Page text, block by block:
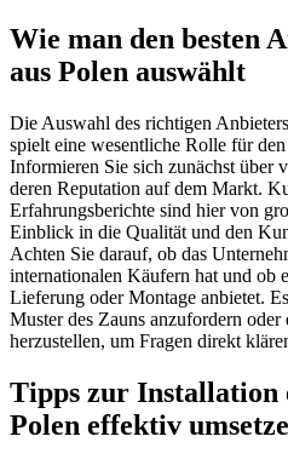
Wie man den besten
aus Polen auswählt
Die Auswahl des richtigen
spielt eine wesentliche Rolle für
Informieren Sie sich zunächst über
deren Reputation auf dem Markt.
Erfahrungsberichte sind hier von
Einblick in die Qualität und den
Achten Sie darauf, ob das
internationalen Käufern hat und ob
Lieferung oder Montage anbietet.
Muster des Zauns anzufordern
herzustellen, um Fragen direkt
Tipps zur Installation
Polen effektiv